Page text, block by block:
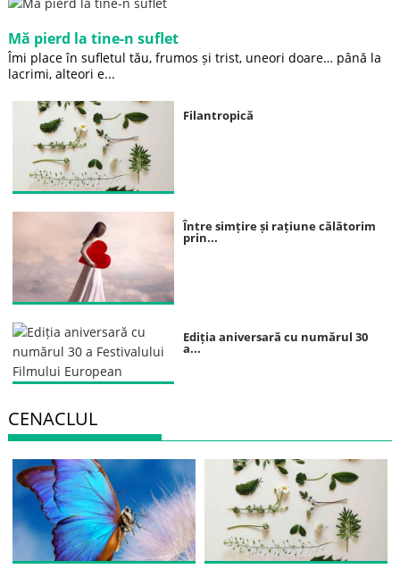
Mă pierd la tine-n suflet
Îmi place în sufletul tău, frumos și trist, uneori doare… până la
lacrimi, alteori e...
Filantropică
Între simțire și rațiune călătorim
prin...
Ediția aniversară cu numărul 30
a...
CENACLUL